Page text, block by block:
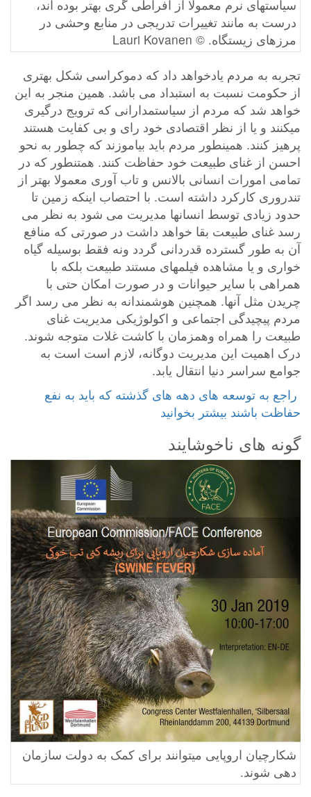
سیاستهای نرم معمولا از افراطی گری بهتر بوده اند،
درست به مانند تغییرات تدریجی در منابع وحشی در
مرزهای زیستگاه. © Lauri Kovanen
تجربه به مردم یادخواهد داد که دموکراسی شکل بهتری
از حکومت نسبت به استبداد می باشد. همین منجر به این
خواهد شد که مردم از سیاستمدارانی که ترویج درگیری
میکنند و یا از نظر اقتصادی خود رای و بی کفایت هستند
پرهیز کنند. همینطور مردم باید بیاموزند که چطور به نحو
احسن از غنای طبیعت خود حفاظت کنند. همتنطور که در
تمامی امورات انسانی بالانس و تاب آوری معمولا بهتر از
تندروری کارکرد داشته است. با احتصاب اینکه زمین تا
حدود زیادی توسط انسانها مدیریت می شود به نظر می
رسد غنای طبیعت بقا خواهد داشت در صورتی که منافع
آن به طور گسترده قدردانی گردد ونه فقط بوسیله گیاه
خواری و یا مشاهده فیلمهای مستند طبیعت بلکه با
همراهی با سایر حیوانات و در صورت امکان حتی با
چریدن مثل آنها. همچنین هوشمندانه به نظر می رسد اگر
مردم پیچیدگی اجتماعی و اکولوژیکی مدیریت غنای
طبیعت را همراه وهمزمان با کاشت غلات متوجه شوند.
درک اهمیت این مدیریت دوگانه، لازم است است به
جوامع سراسر دنیا انتقال یابد.
‎ راجع به توسعه های دهه های گذشته که باید به نفع
حفاظت باشند بیشتر بخوانید
گونه های ناخوشایند
شکارچیان اروپایی میتوانند برای کمک به دولت سازمان
دهی شوند.